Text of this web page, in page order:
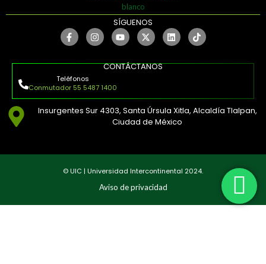
SÍGUENOS
CONTÁCTANOS
Teléfonos
Conmutador 55 5487 1400
Insurgentes Sur 4303, Santa Úrsula Xitla, Alcaldía Tlalpan,
Ciudad de México
© UIC | Universidad Intercontinental 2024.
Aviso de privacidad